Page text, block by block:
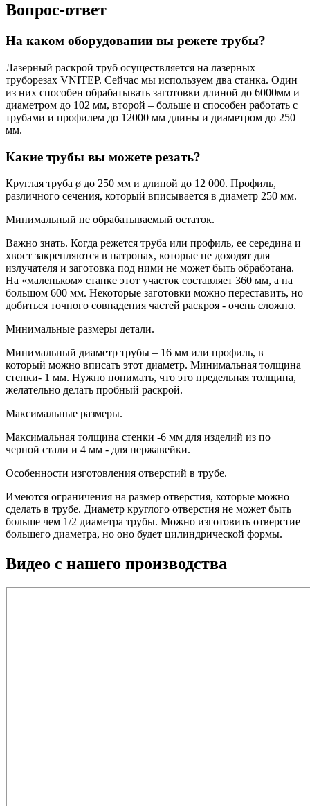
Вопрос-ответ
На каком оборудовании вы режете трубы?
Лазерный раскрой труб осуществляется на лазерных
труборезах VNITEP. Сейчас мы используем два станка. Один
из них способен обрабатывать заготовки длиной до 6000мм и
диаметром до 102 мм, второй – больше и способен работать с
трубами и профилем до 12000 мм длины и диаметром до 250
мм.
Какие трубы вы можете резать?
Круглая труба ø до 250 мм и длиной до 12 000. Профиль,
различного сечения, который вписывается в диаметр 250 мм.
Минимальный не обрабатываемый остаток.
Важно знать. Когда режется труба или профиль, ее середина и
хвост закрепляются в патронах, которые не доходят для
излучателя и заготовка под ними не может быть обработана.
На «маленьком» станке этот участок составляет 360 мм, а на
большом 600 мм. Некоторые заготовки можно переставить, но
добиться точного совпадения частей раскроя - очень сложно.
Минимальные размеры детали.
Минимальный диаметр трубы – 16 мм или профиль, в
который можно вписать этот диаметр. Минимальная толщина
стенки- 1 мм. Нужно понимать, что это предельная толщина,
желательно делать пробный раскрой.
Максимальные размеры.
Максимальная толщина стенки -6 мм для изделий из по
черной стали и 4 мм - для нержавейки.
Особенности изготовления отверстий в трубе.
Имеются ограничения на размер отверстия, которые можно
сделать в трубе. Диаметр круглого отверстия не может быть
больше чем 1/2 диаметра трубы. Можно изготовить отверстие
большего диаметра, но оно будет цилиндрической формы.
Видео с нашего производства